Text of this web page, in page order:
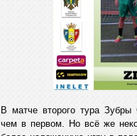
В матче второго тура
чем в первом. Но всё же